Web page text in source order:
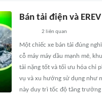
Bán tải điện và
2 liên quan
Một chiếc xe bán tải đúng
cỗ máy máy dầu mạnh mẽ,
tải nặng tốt và tối ưu hóa chi
vụ và xu hướng sử dụng như
này duy trì tốc độ tăng